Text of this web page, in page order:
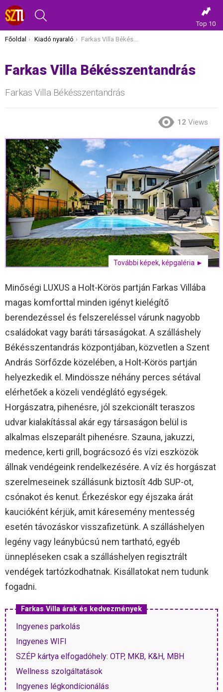
Top 10
Itt vagy most:
Főoldal Kiadó nyaraló Farkas Villa Békésszentandrás
Farkas Villa Békésszentandrás
Farkas Villa Békésszentandrás
12 Views
További képek, képgaléria ►
Minőségi LUXUS a Holt-Körös partján Farkas Villába
magas komforttal minden igényt kielégítő
berendezéssel és felszereléssel várunk nagyobb
családokat vagy baráti társaságokat. A szálláshely
Békésszentandrás központjában, közvetlen a Szent
András Sörfőzde közelében, a Holt-Körös partján
helyezkedik el. Mindössze néhány perces sétával
elérhetőek a közeli vendéglátó egységek.
Horgászatra, pihenésre, jól szekcionált teraszos
udvar kialakítással akár egy társaságon belül is
alkalmas elszeparált pihenésre. Szauna, jakuzzi,
medence, kerti grill, bográcsozó és vízi eszközök
állnak vendégeink rendelkezésére. A víz és horgászat
szerelmeseinek szállásunk biztosít 4db SUP-ot,
csónakot és kenut. Érkezéskor egy éjszaka árát
kaucióként kérjük, amit káresemény mentesség
esetén távozáskor visszafizetünk. A szálláshelyen
legény vagy leánybúcsú nem tartható, egyéb
ünnepléseken csak a szálláshelyen regisztrált
vendégek tartózkodhatnak. Kisállatokat nem tudunk
fogadni.
Farkas Villa árak és kedvezmények
Ingyenes parkolás
Ingyenes WIFI
SZÉP kártya elfogadóhely: OTP, MKB, K&H, MBH
Wellness szolgáltatások
Ingyenes légkondícionálás